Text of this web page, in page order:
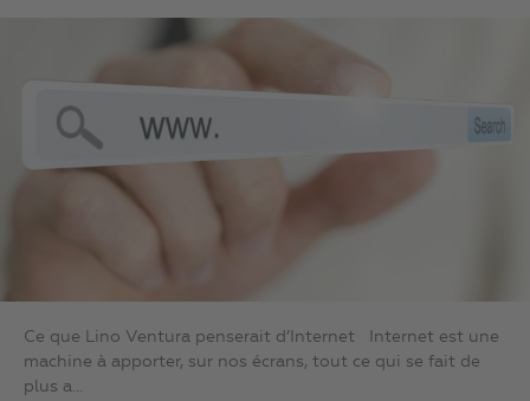
Ce que Lino Ventura penserait d’Internet Internet est une
machine à apporter, sur nos écrans, tout ce qui se fait de
plus a...